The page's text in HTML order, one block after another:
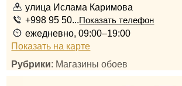
улица Ислама Каримова
+998 95 50...Показать телефон
ежедневно, 09:00–19:00
Показать на карте
Рубрики: Магазины обоев